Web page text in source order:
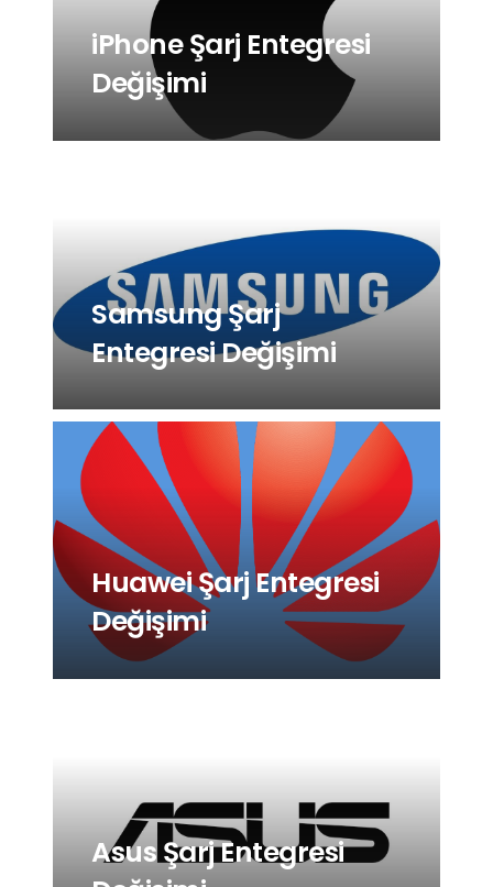
iPhone Şarj Entegresi
Değişimi
Samsung Şarj
Entegresi Değişimi
Huawei Şarj Entegresi
Değişimi
Asus Şarj Entegresi